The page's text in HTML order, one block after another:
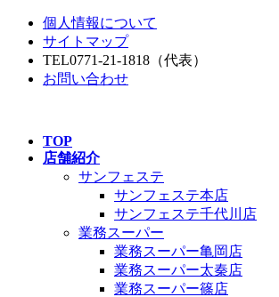
個人情報について
サイトマップ
TEL0771-21-1818 （代表）
お問い合わせ
TOP
店舗紹介
サンフェステ
サンフェステ本店
サンフェステ千代川店
業務スーパー
業務スーパー亀岡店
業務スーパー太秦店
業務スーパー篠店